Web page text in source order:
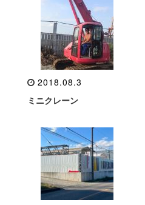
2018.08.3
ミニクレーン